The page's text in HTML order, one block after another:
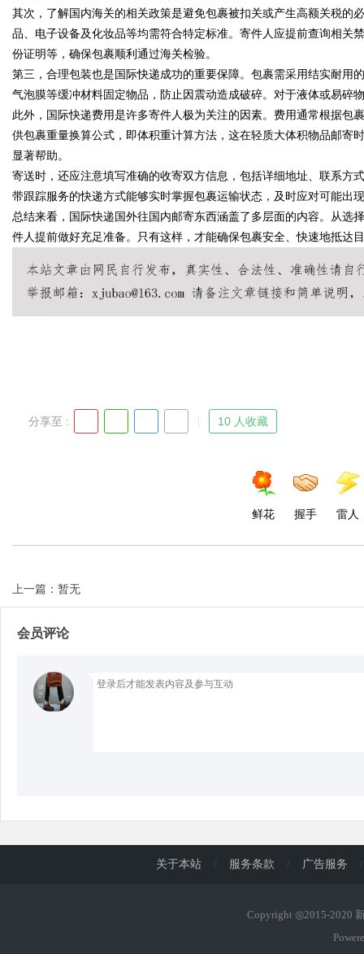
!
d
其次，了解国内海关的相关政策是避免包裹被扣关或产生高额关税的
品、电子设备及化妆品等均需符合特定标准。寄件人应提前查询相关
份证明等，确保包裹顺利通过海关检验。
第三，合理包装也是国际快递成功的重要保障。包裹需采用结实耐用
气泡膜等缓冲材料固定物品，防止因震动造成破碎。对于液体或易碎
此外，国际快递费用是许多寄件人极为关注的因素。费用通常根据包
供包裹重量换算公式，即体积重计算方法，这在轻质大体积物品邮寄
显著帮助。
寄送时，还应注意填写准确的收寄双方信息，包括详细地址、联系方
带跟踪服务的快递方式能够实时掌握包裹运输状态，及时应对可能出
总结来看，国际快递国外往国内邮寄东西涵盖了多层面的内容。从选
件人提前做好充足准备。只有这样，才能确保包裹安全、快速地抵达
分享至 : 10 人收藏
鲜花 握手 雷人
上一篇：暂无
会员评论
关于本站 / 服务条款 / 广告服务 /
Copyright ◎2015-2020